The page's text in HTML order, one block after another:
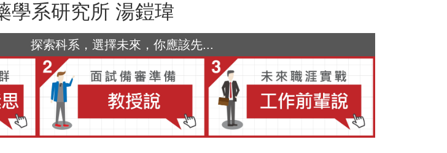
學系研究所 湯鎧瑋
探索科系，選擇未來，你應該先...